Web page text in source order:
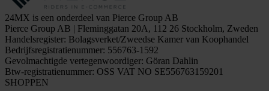
24MX is een onderdeel van Pierce Group AB
Pierce Group AB | Fleminggatan 20A, 112 26 Stockholm, Zweden
Handelsregister: Bolagsverket/Zweedse Kamer van Koophandel
Bedrijfsregistratienummer: 556763-1592
Gevolmachtigde vertegenwoordiger: Göran Dahlin
Btw-registratienummer: OSS VAT NO SE556763159201
SHOPPEN